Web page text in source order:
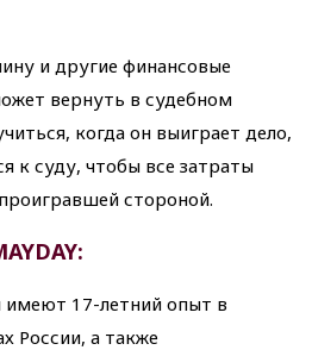
и другие финансовые
вернуть в судебном
когда он выиграет дело,
к суду, чтобы все затраты
стороной.
17-летний опыт в
России, а также